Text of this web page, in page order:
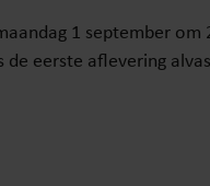
1 september om
de eerste aflevering